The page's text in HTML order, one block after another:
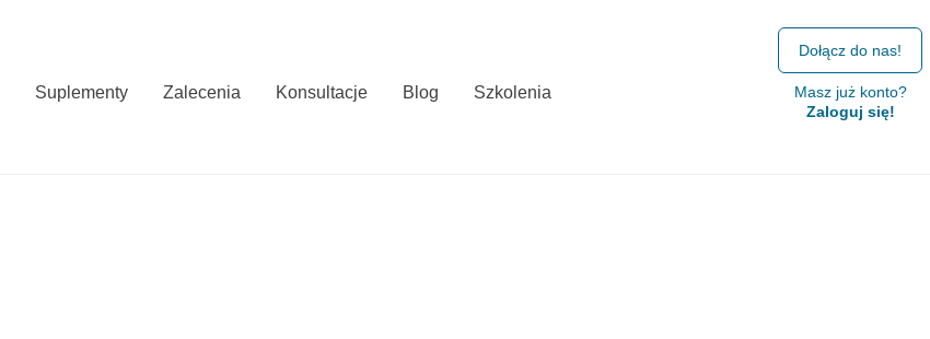
Suplementy Zalecenia Konsultacje Blog Szkolenia
Dołącz do nas!
Masz już konto?
Zaloguj się!